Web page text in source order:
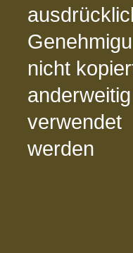
nicht
anderweitig
verwendet
werden